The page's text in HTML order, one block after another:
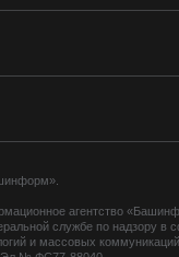
агентство
службе по надзору в
и массовых